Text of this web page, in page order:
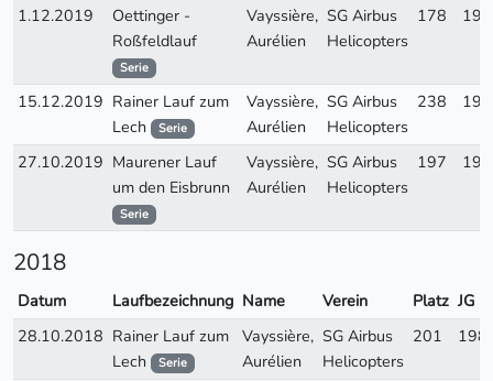
1.12.2019
Oettinger -
Roßfeldlauf
Serie
Vayssière,
Aurélien
SG Airbus
Helicopters
178
15.12.2019 Rainer Lauf zum
Lech
Serie
Vayssière,
Aurélien
SG Airbus
Helicopters
238
27.10.2019 Maurener Lauf
um den Eisbrunn
Serie
Vayssière,
Aurélien
SG Airbus
Helicopters
197
2018
Datum Laufbezeichnung Name Verein Platz JG
28.10.2018 Rainer Lauf zum
Lech
Serie
Vayssière,
Aurélien
SG Airbus
Helicopters
201